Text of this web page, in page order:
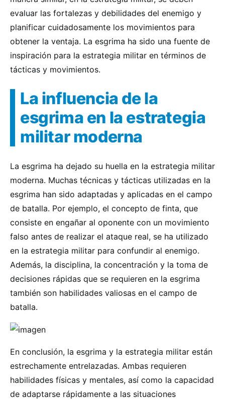
evaluar las fortalezas y debilidades del enemigo y
planificar cuidadosamente los movimientos para
obtener la ventaja. La esgrima ha sido una fuente de
inspiración para la estrategia militar en términos de
tácticas y movimientos.
La influencia de la
esgrima en la estrategia
militar moderna
La esgrima ha dejado su huella en la estrategia militar
moderna. Muchas técnicas y tácticas utilizadas en la
esgrima han sido adaptadas y aplicadas en el campo
de batalla. Por ejemplo, el concepto de finta, que
consiste en engañar al oponente con un movimiento
falso antes de realizar el ataque real, se ha utilizado
en la estrategia militar para confundir al enemigo.
Además, la disciplina, la concentración y la toma de
decisiones rápidas que se requieren en la esgrima
también son habilidades valiosas en el campo de
batalla.
En conclusión, la esgrima y la estrategia militar están
estrechamente entrelazadas. Ambas requieren
habilidades físicas y mentales, así como la capacidad
de adaptarse rápidamente a las situaciones